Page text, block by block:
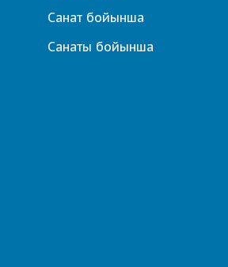
Санат бойынша
Санаты бойынша